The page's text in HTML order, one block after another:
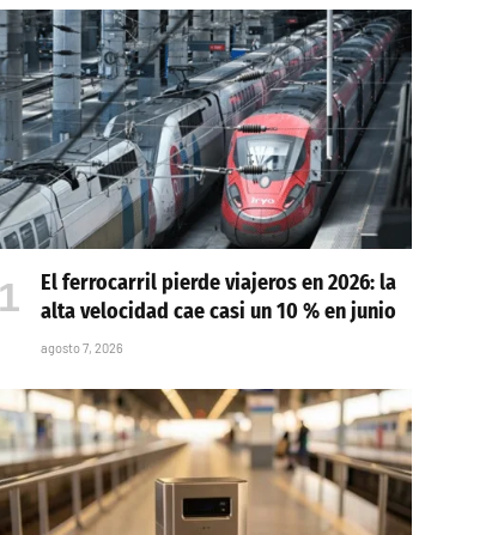
El ferrocarril pierde viajeros en 2026: la
alta velocidad cae casi un 10 % en junio
agosto 7, 2026